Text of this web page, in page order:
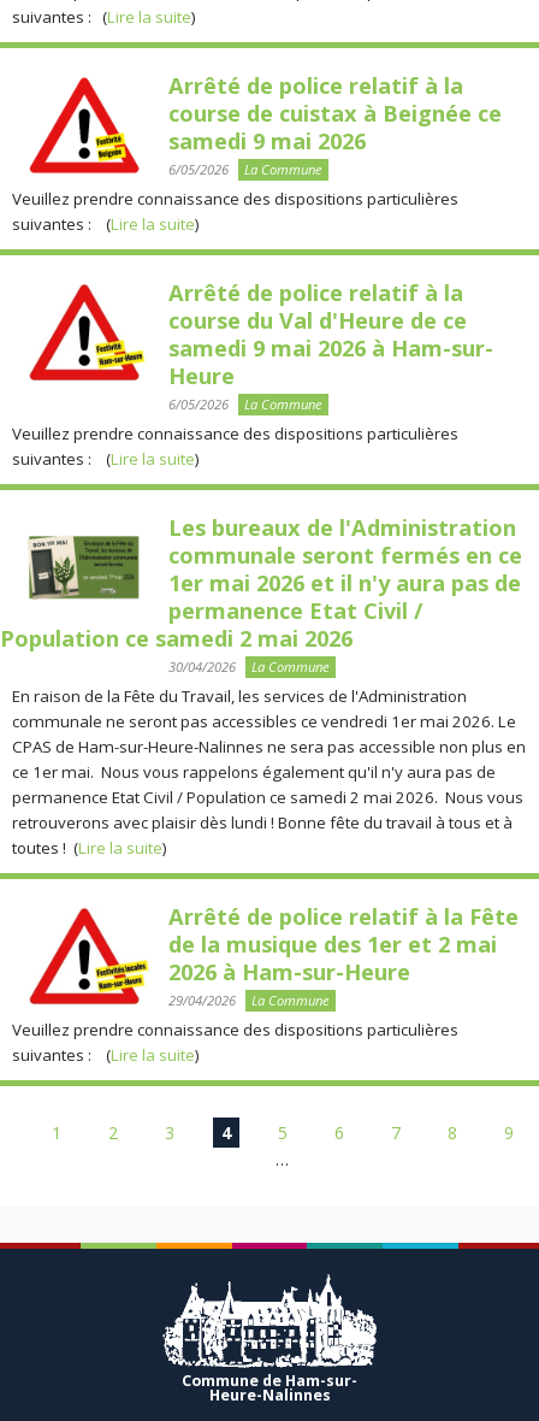
suivantes : (Lire la suite)
Arrêté de police relatif à la
course de cuistax à Beignée ce
samedi 9 mai 2026
6/05/2026 La Commune
Veuillez prendre connaissance des dispositions particulières
suivantes : (Lire la suite)
Arrêté de police relatif à la
course du Val d'Heure de ce
samedi 9 mai 2026 à Ham-sur-
Heure
6/05/2026 La Commune
Veuillez prendre connaissance des dispositions particulières
suivantes : (Lire la suite)
Les bureaux de l'Administration
communale seront fermés en ce
1er mai 2026 et il n'y aura pas de
permanence Etat Civil /
Population ce samedi 2 mai 2026
30/04/2026 La Commune
En raison de la Fête du Travail, les services de l'Administration
communale ne seront pas accessibles ce vendredi 1er mai 2026. Le
CPAS de Ham-sur-Heure-Nalinnes ne sera pas accessible non plus en
ce 1er mai. Nous vous rappelons également qu'il n'y aura pas de
permanence Etat Civil / Population ce samedi 2 mai 2026. Nous vous
retrouverons avec plaisir dès lundi ! Bonne fête du travail à tous et à
toutes ! (Lire la suite)
Arrêté de police relatif à la Fête
de la musique des 1er et 2 mai
2026 à Ham-sur-Heure
29/04/2026 La Commune
Veuillez prendre connaissance des dispositions particulières
suivantes : (Lire la suite)
1 2 3 4 5 6 7 8
9
…
Commune de Ham-sur-
Heure-Nalinnes